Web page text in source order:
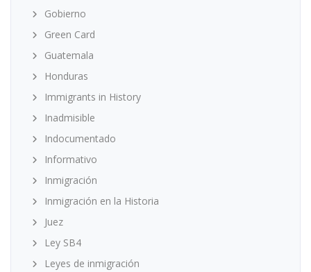
Gobierno
Green Card
Guatemala
Honduras
Immigrants in History
Inadmisible
Indocumentado
Informativo
Inmigración
Inmigración en la Historia
Juez
Ley SB4
Leyes de inmigración